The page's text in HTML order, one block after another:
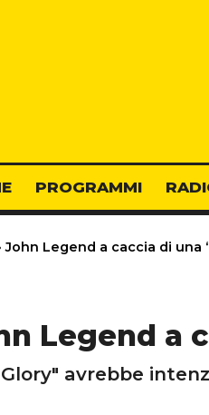
PROGRAMMI
John Legend a caccia di una
Legend a
avrebbe